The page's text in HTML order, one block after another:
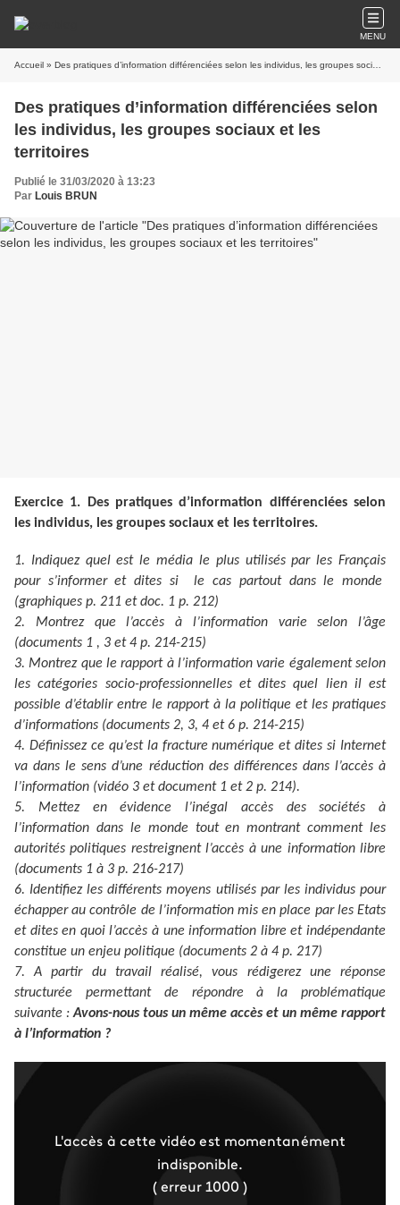
MENU
Accueil » Des pratiques d’information différenciées selon les individus, les groupes sociaux et les territoires
Des pratiques d’information différenciées selon
les individus, les groupes sociaux et les
territoires
Publié le 31/03/2020 à 13:23
Par Louis BRUN
Exercice 1. Des pratiques d’information différenciées selon
les individus, les groupes sociaux et les territoires.
1. Indiquez quel est le média le plus utilisés par les Français
pour s’informer et dites si le cas partout dans le monde
(graphiques p. 211 et doc. 1 p. 212)
2. Montrez que l’accès à l’information varie selon l’âge
(documents 1 , 3 et 4 p. 214-215)
3. Montrez que le rapport à l’information varie également selon
les catégories socio-professionnelles et dites quel lien il est
possible d’établir entre le rapport à la politique et les pratiques
d’informations (documents 2, 3, 4 et 6 p. 214-215)
4. Définissez ce qu’est la fracture numérique et dites si Internet
va dans le sens d’une réduction des différences dans l’accès à
l’information (vidéo 3 et document 1 et 2 p. 214).
5. Mettez en évidence l’inégal accès des sociétés à
l’information dans le monde tout en montrant comment les
autorités politiques restreignent l’accès à une information libre
(documents 1 à 3 p. 216-217)
6. Identifiez les différents moyens utilisés par les individus pour
échapper au contrôle de l’information mis en place par les Etats
et dites en quoi l’accès à une information libre et indépendante
constitue un enjeu politique (documents 2 à 4 p. 217)
7. A partir du travail réalisé, vous rédigerez une réponse
structurée permettant de répondre à la problématique
suivante :Avons-nous tous un même accès et un même rapport
à l’information ?